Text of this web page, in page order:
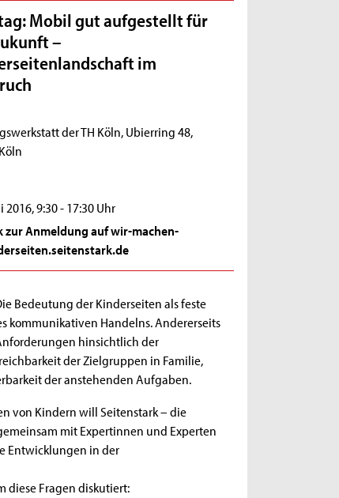
Mobil gut aufgestellt für
–
im
der TH Köln, Ubierring 48,
2016, 9:30 - 17:30 Uhr
zur Anmeldung auf wir-machen-
Bedeutung der Kinderseiten als feste
kommunikativen Handelns. Andererseits
hinsichtlich der
der Zielgruppen in Familie,
der anstehenden Aufgaben.
von Kindern will Seitenstark – die
mit Expertinnen und Experten
Entwicklungen in der
diese Fragen diskutiert: